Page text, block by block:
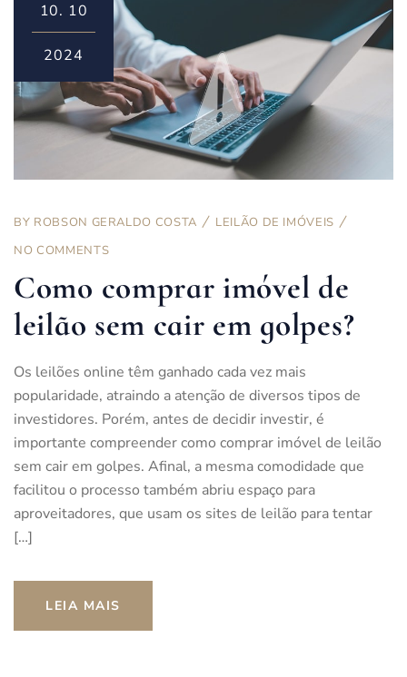
10. 10
2024
BY ROBSON GERALDO COSTA
LEILÃO DE IMÓVEIS
NO COMMENTS
Como comprar imóvel de
leilão sem cair em golpes?
Os leilões online têm ganhado cada vez mais
popularidade, atraindo a atenção de diversos tipos de
investidores. Porém, antes de decidir investir, é
importante compreender como comprar imóvel de leilão
sem cair em golpes. Afinal, a mesma comodidade que
facilitou o processo também abriu espaço para
aproveitadores, que usam os sites de leilão para tentar
[…]
LEIA MAIS